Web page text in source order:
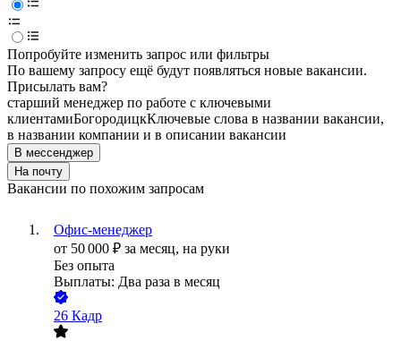
Попробуйте изменить запрос или фильтры
По вашему запросу ещё будут появляться новые вакансии.
Присылать вам?
старший менеджер по работе с ключевыми
клиентамиБогородицкКлючевые слова в названии вакансии,
в названии компании и в описании вакансии
В мессенджер
На почту
Вакансии по похожим запросам
Офис-менеджер
от 50 000 ₽ за месяц, на руки
Без опыта
Выплаты: Два раза в месяц
26 Кадр